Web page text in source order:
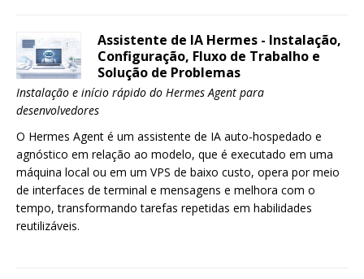
Assistente de IA Hermes - Instalação,
Configuração, Fluxo de Trabalho e
Solução de Problemas
Instalação e início rápido do Hermes Agent para
desenvolvedores
O Hermes Agent é um assistente de IA auto-hospedado e
agnóstico em relação ao modelo, que é executado em uma
máquina local ou em um VPS de baixo custo, opera por meio
de interfaces de terminal e mensagens e melhora com o
tempo, transformando tarefas repetidas em habilidades
reutilizáveis.